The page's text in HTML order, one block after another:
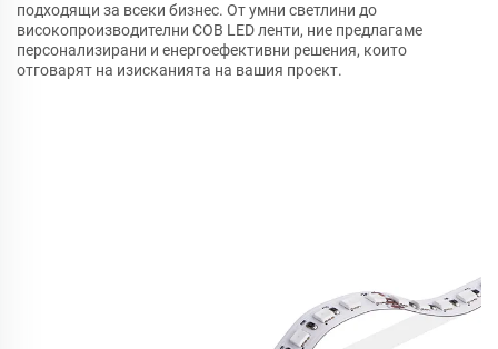
подходящи за всеки бизнес. От умни светлини до
високопроизводителни COB LED ленти, ние предлагаме
персонализирани и енергоефективни решения, които
отговарят на изисканията на вашия проект.